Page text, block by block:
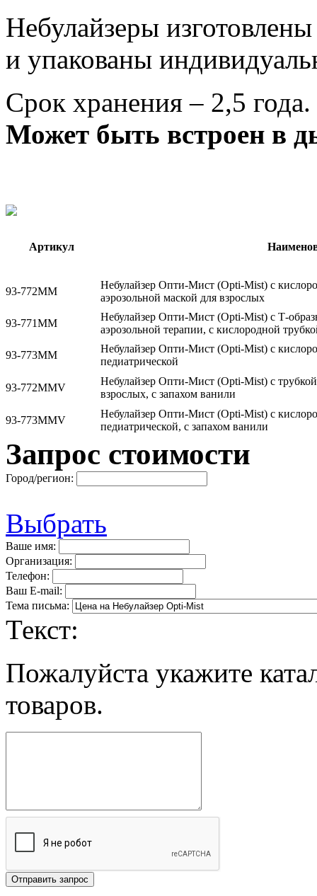
Небулайзеры
и упакованы
Срок хранения – 2,5 года.
Может быть встроен в
Артикул
93-772ММ
Небулайзер Опти-Мист (Opti-Mist) с
аэрозольной маской для взрослых
93-771ММ
Небулайзер Опти-Мист (Opti-Mist) с Т-
аэрозольной терапии, с кислородной
93-773ММ
Небулайзер Опти-Мист (Opti-Mist) с
педиатрической
93-772ММV
Небулайзер Опти-Мист (Opti-Mist) с
взрослых, с запахом ванили
93-773ММV
Небулайзер Опти-Мист (Opti-Mist) с
педиатрической, с запахом ванили
Запрос стоимости
Город/регион:
Выбрать
Ваше имя:
Организация:
Телефон:
Ваш E-mail:
Тема письма:
Текст:
Пожалуйста укажите
товаров.